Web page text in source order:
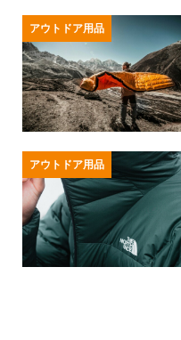
アウトドア用品
アウトドア用品